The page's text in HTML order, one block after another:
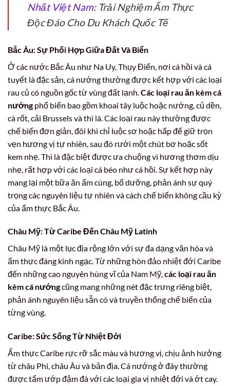
Nhất Việt Nam: Trải Nghiệm Ẩm Thực
Độc Đáo Cho Du Khách Quốc Tế
Bắc Âu: Sự Phối Hợp Giữa Đất Và Biển
Ở các nước Bắc Âu như Na Uy, Thụy Điển, nơi cá hồi và cá
tuyết là đặc sản, cá nướng thường được kết hợp với các loại
rau củ có nguồn gốc từ vùng đất lạnh. Các loại rau ăn kèm cá
nướngphổ biến bao gồm khoai tây luộc hoặc nướng, củ dền,
cà rốt, cải Brussels và thì là. Các loại rau này thường được
chế biến đơn giản, đôi khi chỉ luộc sơ hoặc hấp để giữ trọn
vẹn hương vị tự nhiên, sau đó rưới một chút bơ hoặc sốt
kem nhẹ. Thì là đặc biệt được ưa chuộng vì hương thơm dịu
nhẹ, rất hợp với các loại cá béo như cá hồi. Sự kết hợp này
mang lại một bữa ăn ấm cúng, bổ dưỡng, phản ánh sự quý
trọng các nguyên liệu tự nhiên và cách chế biến không cầu kỳ
của ẩm thực Bắc Âu.
Châu Mỹ: Từ Caribe Đến Châu Mỹ Latinh
Châu Mỹ là một lục địa rộng lớn với sự đa dạng văn hóa và
ẩm thực đáng kinh ngạc. Từ những hòn đảo nhiệt đới Caribe
đến những cao nguyên hùng vĩ của Nam Mỹ,các loại rau ăn
kèm cá nướngcũng mang những nét đặc trưng riêng biệt,
phản ánh nguyên liệu sẵn có và truyền thống chế biến của
từng vùng.
Caribe: Sức Sống Từ Nhiệt Đới
Ẩm thực Caribe rực rỡ sắc màu và hương vị, chịu ảnh hưởng
từ châu Phi, châu Âu và bản địa. Cá nướng ở đây thường
được tẩm ướp đậm đà với các loại gia vị nhiệt đới và ớt cay.